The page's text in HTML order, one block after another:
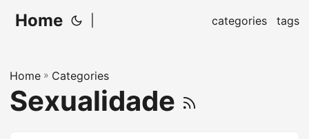
Home categories tags
Home » Categories
Sexualidade